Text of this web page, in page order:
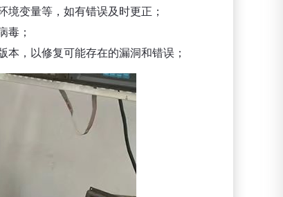
变量等，如有错误及时更正；
毒；
，以修复可能存在的漏洞和错误；